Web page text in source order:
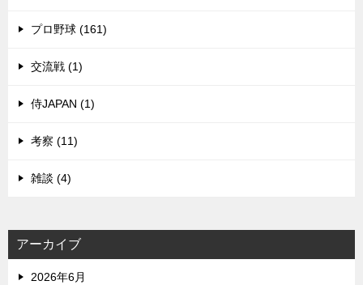
プロ野球 (161)
交流戦 (1)
侍JAPAN (1)
考察 (11)
雑談 (4)
アーカイブ
2026年6月